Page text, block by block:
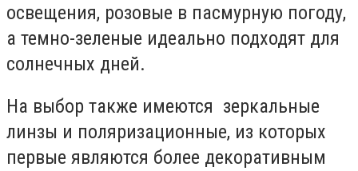
освещения, розовые в пасмурную погоду,
а темно-зеленые идеально подходят для
солнечных дней.
На выбор также имеются зеркальные
линзы и поляризационные, из которых
первые являются более декоративным